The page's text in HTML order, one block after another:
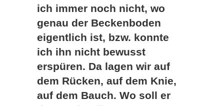
ich immer noch nicht, wo
genau der Beckenboden
eigentlich ist, bzw. konnte
ich ihn nicht bewusst
erspüren. Da lagen wir auf
dem Rücken, auf dem Knie,
auf dem Bauch. Wo soll er